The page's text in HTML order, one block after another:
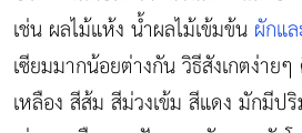
เช่น ผลไม้แห้ง น้ำผลไม้เข้มข้น ผักแ
เซียมมากน้อยต่างกัน วิธีสังเกตง่าย
เหลือง สีส้ม สีม่วงเข้ม สีแดง มักมีป